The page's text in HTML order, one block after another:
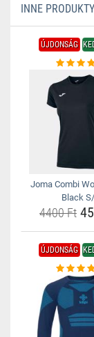
INNE
ÚJDONSÁG
Joma Combi
Black
4400 Ft
ÚJDONSÁG